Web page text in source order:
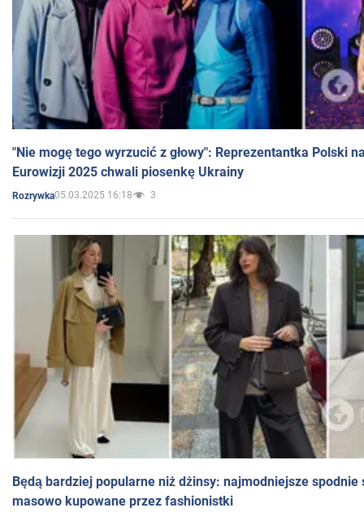
"Nie mogę tego wyrzucić z głowy": Reprezentantka Polski
Eurowizji 2025 chwali piosenkę Ukrainy
Rozrywka05.03.2025 16:18 3
Będą bardziej popularne niż dżinsy: najmodniejsze spodnie
masowo kupowane przez fashionistki